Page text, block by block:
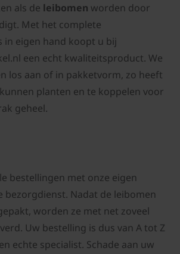
als de leibomen worden door
Met het complete
in eigen hand koopt u bij
een echt kwaliteitsproduct. We
los aan of in pakketvorm, zo heeft
planten en te koppelen voor
geheel.
bestellingen met onze eigen
bezorgdienst. Nadat de leibomen
worden ze met net zoveel
Uw bestelling is dus van A tot Z
echte specialist. Schade aan uw